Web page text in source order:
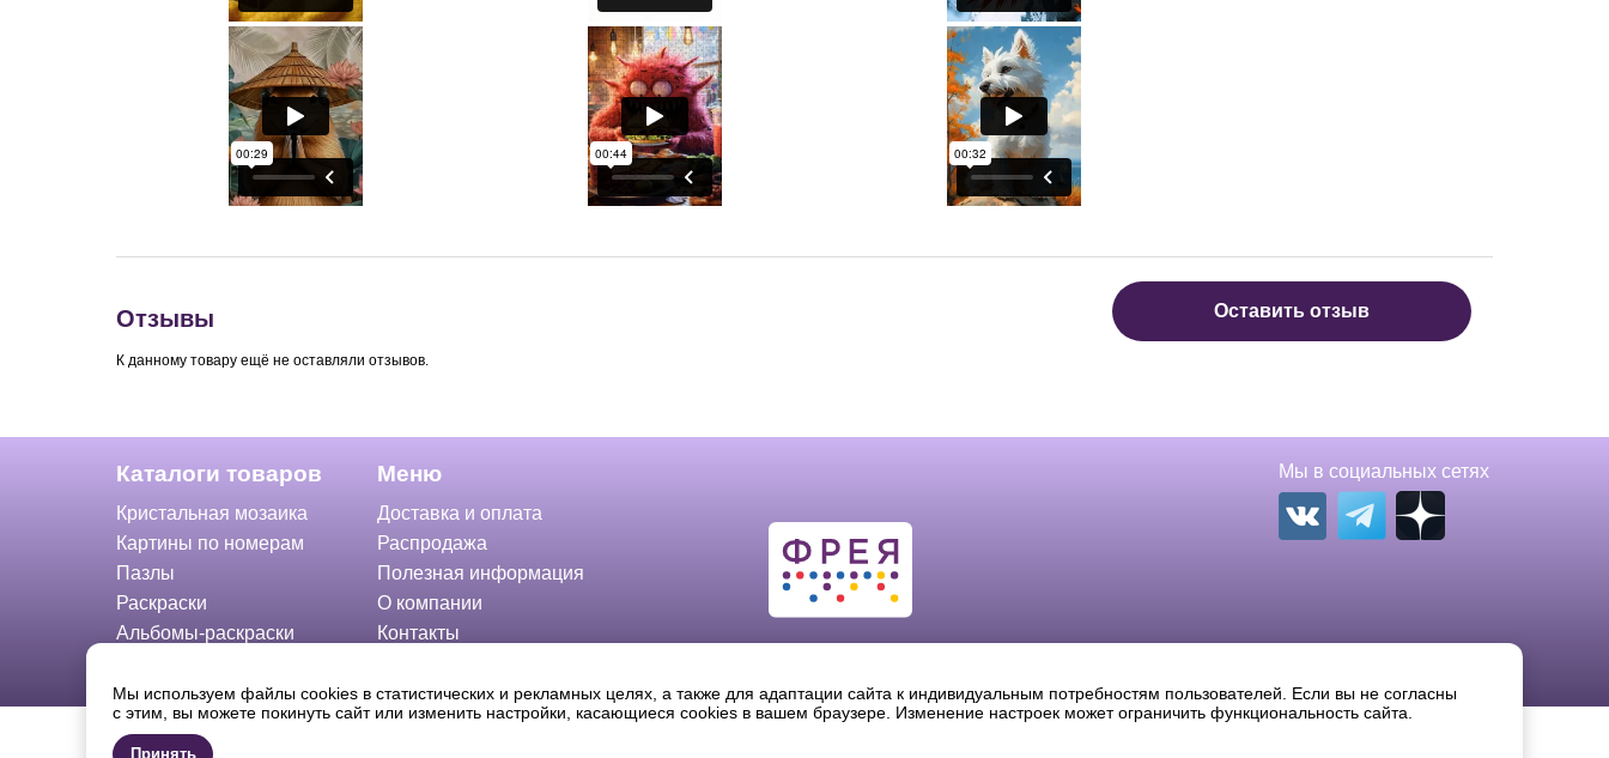
Оставить отзыв
Отзывы
К данному товару ещё не оставляли отзывов.
Каталоги товаров
Кристальная мозаика
Картины по номерам
Пазлы
Раскраски
Альбомы-раскраски
Меню
Доставка и оплата
Распродажа
Полезная информация
О компании
Контакты
Мы в социальных сетях
ВконтактеТелеграм
© 2026 «ФРЕЯ». Полное или частичное копирование, воспроизведение в печатном виде и/или использование в любой форме, цитирование без письменного разрешения правообладателя
запрещено.
Мы используем файлы cookies в статистических и рекламных целях, а также для адаптации сайта к индивидуальным потребностям пользователей. Если вы не согласны
с этим, вы можете покинуть сайт или изменить настройки, касающиеся cookies в вашем браузере. Изменение настроек может ограничить функциональность сайта.
Принять